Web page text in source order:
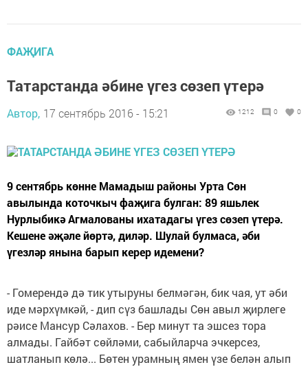
ФАҖИГА
Татарстанда әбине үгез сөзеп үтерә
Автор, 17 сентябрь 2016 - 15:21 1212 0 0
9 сентябрь көнне Мамадыш районы Урта Сөн
авылында коточкыч фаҗига булган: 89 яшьлек
Нурлыбикә Агмалованы ихатадагы үгез сөзеп үтерә.
Кешене әҗәле йөртә, диләр. Шулай булмаса, әби
үгезләр янына барып керер идемени?
- Гомерендә дә тик утыруны белмәгән, бик чая, ут әби
иде мәрхүмкәй, - дип сүз башлады Сөн авыл җирлеге
рәисе Мансур Сәлахов. - Бер минут та эшсез тора
алмады. Гайбәт сөйләми, сабыйларча эчкерсез,
шатланып көлә... Бөтен урамның ямен үзе белән алып